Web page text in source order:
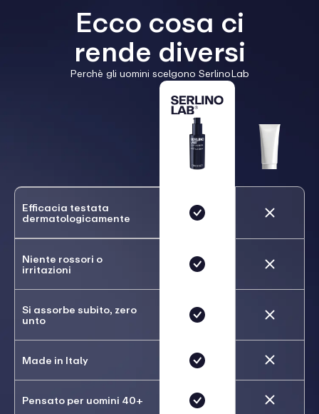
Ecco cosa ci
rende diversi
Perchè gli uomini scelgono SerlinoLab
Efficacia testata
dermatologicamente
Niente rossori o
irritazioni
Si assorbe subito, zero
unto
Made in Italy
Pensato per uomini 40+